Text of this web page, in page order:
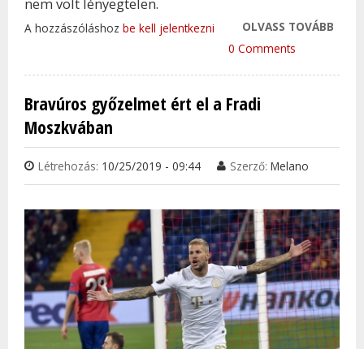
OLVASS TOVÁBB
A hozzászóláshoz be kell jelentkezni
0 Comments
Bravúros győzelmet ért el a Fradi
Moszkvában
Létrehozás: 10/25/2019 - 09:44 Szerző: Melano